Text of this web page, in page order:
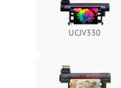
UCJV330